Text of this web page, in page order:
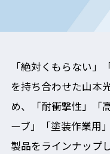
「絶対くもらない
を持ち合わせた山本
め、「耐衝撃性」「
ーブ」「塗装作業用
製品をラインナップ